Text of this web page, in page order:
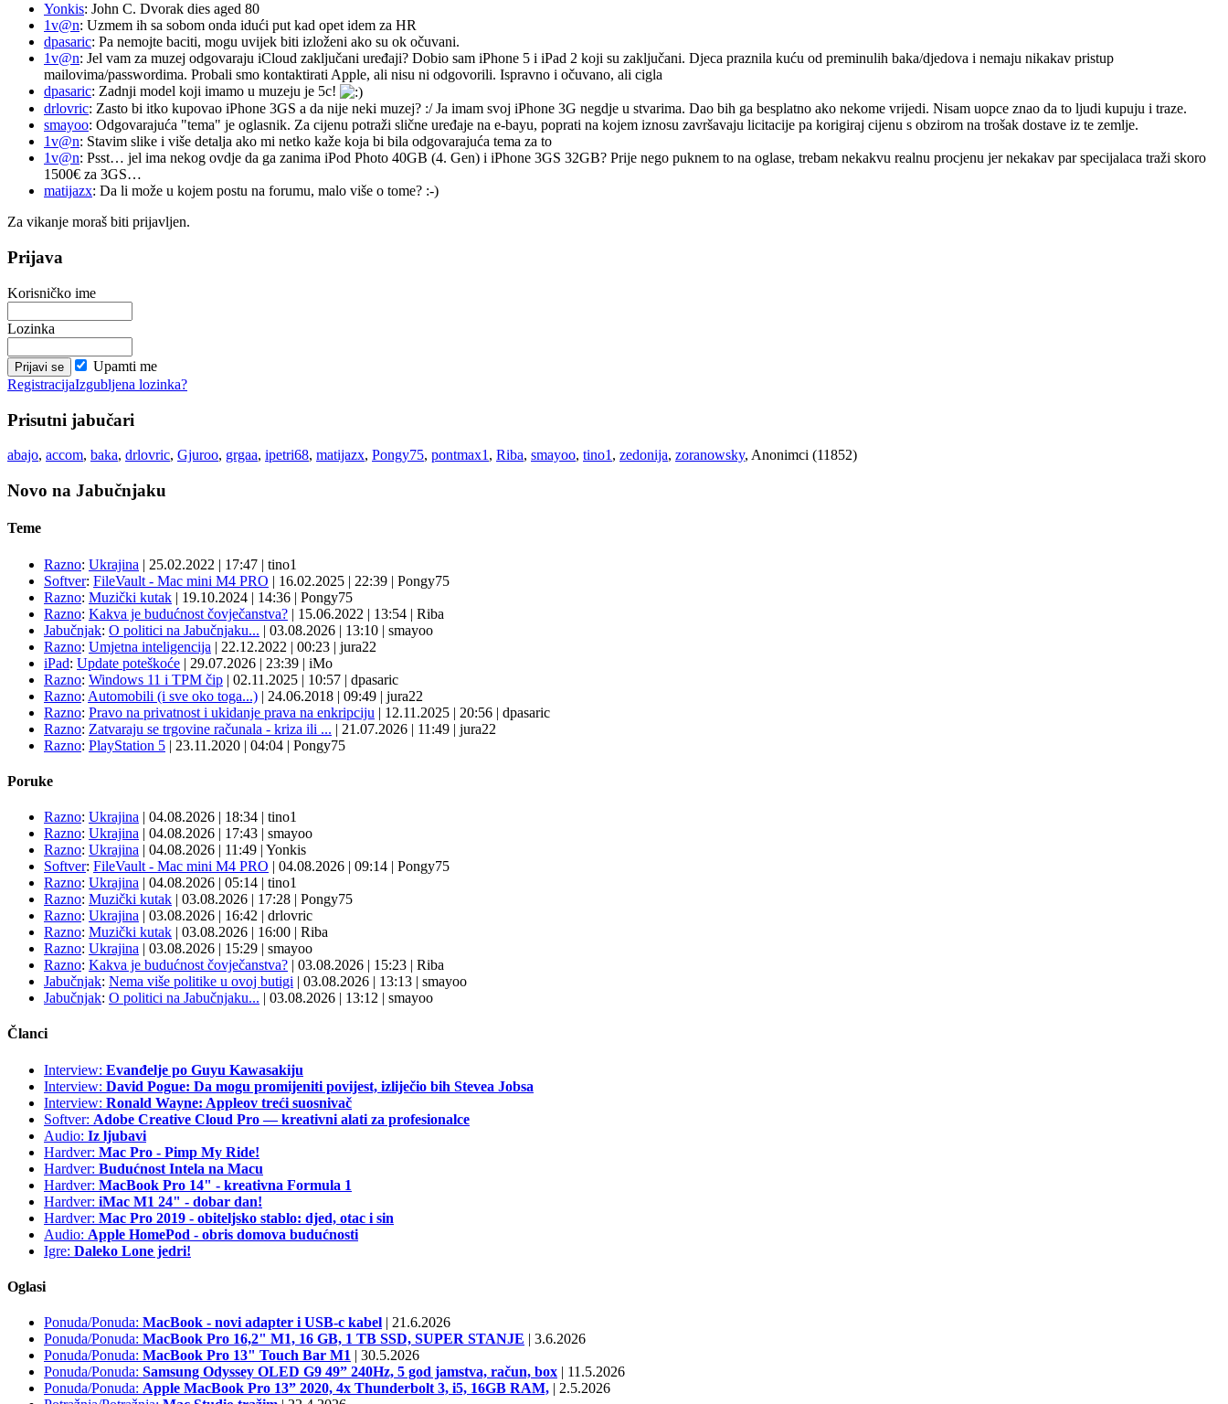
Yonkis: John C. Dvorak dies aged 80
1v@n: Uzmem ih sa sobom onda idući put kad opet idem za HR
dpasaric: Pa nemojte baciti, mogu uvijek biti izloženi ako su ok očuvani.
1v@n: Jel vam za muzej odgovaraju iCloud zaključani uređaji? Dobio sam iPhone 5 i iPad 2 koji su zaključani. Djeca praznila kuću od preminulih baka/djedova i nemaju nikakav pristup
mailovima/passwordima. Probali smo kontaktirati Apple, ali nisu ni odgovorili. Ispravno i očuvano, ali cigla
dpasaric: Zadnji model koji imamo u muzeju je 5c!
drlovric: Zasto bi itko kupovao iPhone 3GS a da nije neki muzej? :/ Ja imam svoj iPhone 3G negdje u stvarima. Dao bih ga besplatno ako nekome vrijedi. Nisam uopce znao da to ljudi kupuju i traze.
smayoo: Odgovarajuća "tema" je oglasnik. Za cijenu potraži slične uređaje na e-bayu, poprati na kojem iznosu završavaju licitacije pa korigiraj cijenu s obzirom na trošak dostave iz te zemlje.
1v@n: Stavim slike i više detalja ako mi netko kaže koja bi bila odgovarajuća tema za to
1v@n: Psst… jel ima nekog ovdje da ga zanima iPod Photo 40GB (4. Gen) i iPhone 3GS 32GB? Prije nego puknem to na oglase, trebam nekakvu realnu procjenu jer nekakav par specijalaca traži skoro
1500€ za 3GS…
matijazx: Da li može u kojem postu na forumu, malo više o tome? :-)
Za vikanje moraš biti prijavljen.
Prijava
Korisničko ime
Lozinka
Upamti me
RegistracijaIzgubljena lozinka?
Prisutni jabučari
abajo, accom, baka, drlovric, Gjuroo, grgaa, ipetri68, matijazx, Pongy75, pontmax1 , Riba, smayoo, tino1 , zedonija, zoranowsky, Anonimci (11852)
Novo na Jabučnjaku
Teme
Razno: Ukrajina | 25.02.2022 | 17:47 | tino1
Softver: FileVault - Mac mini M4 PRO | 16.02.2025 | 22:39 | Pongy75
Razno: Muzički kutak | 19.10.2024 | 14:36 | Pongy75
Razno: Kakva je budućnost čovječanstva? | 15.06.2022 | 13:54 | Riba
Jabučnjak: O politici na Jabučnjaku... | 03.08.2026 | 13:10 | smayoo
Razno: Umjetna inteligencija | 22.12.2022 | 00:23 | jura22
iPad: Update poteškoće | 29.07.2026 | 23:39 | iMo
Razno: Windows 11 i TPM čip | 02.11.2025 | 10:57 | dpasaric
Razno: Automobili (i sve oko toga...) | 24.06.2018 | 09:49 | jura22
Razno: Pravo na privatnost i ukidanje prava na enkripciju | 12.11.2025 | 20:56 | dpasaric
Razno: Zatvaraju se trgovine računala - kriza ili ... | 21.07.2026 | 11:49 | jura22
Razno: PlayStation 5 | 23.11.2020 | 04:04 | Pongy75
Poruke
Razno: Ukrajina | 04.08.2026 | 18:34 | tino1
Razno: Ukrajina | 04.08.2026 | 17:43 | smayoo
Razno: Ukrajina | 04.08.2026 | 11:49 | Yonkis
Softver: FileVault - Mac mini M4 PRO | 04.08.2026 | 09:14 | Pongy75
Razno: Ukrajina | 04.08.2026 | 05:14 | tino1
Razno: Muzički kutak | 03.08.2026 | 17:28 | Pongy75
Razno: Ukrajina | 03.08.2026 | 16:42 | drlovric
Razno: Muzički kutak | 03.08.2026 | 16:00 | Riba
Razno: Ukrajina | 03.08.2026 | 15:29 | smayoo
Razno: Kakva je budućnost čovječanstva? | 03.08.2026 | 15:23 | Riba
Jabučnjak: Nema više politike u ovoj butigi | 03.08.2026 | 13:13 | smayoo
Jabučnjak: O politici na Jabučnjaku... | 03.08.2026 | 13:12 | smayoo
Članci
Interview: Evanđelje po Guyu Kawasakiju
Interview: David Pogue: Da mogu promijeniti povijest, izliječio bih Stevea Jobsa
Interview: Ronald Wayne: Appleov treći suosnivač
Softver: Adobe Creative Cloud Pro — kreativni alati za profesionalce
Audio: Iz ljubavi
Hardver: Mac Pro - Pimp My Ride!
Hardver: Budućnost Intela na Macu
Hardver: MacBook Pro 14" - kreativna Formula 1
Hardver: iMac M1 24" - dobar dan!
Hardver: Mac Pro 2019 - obiteljsko stablo: djed, otac i sin
Audio: Apple HomePod - obris domova budućnosti
Igre: Daleko Lone jedri!
Oglasi
Ponuda/Ponuda: MacBook - novi adapter i USB-c kabel | 21.6.2026
Ponuda/Ponuda: MacBook Pro 16,2" M1, 16 GB, 1 TB SSD, SUPER STANJE | 3.6.2026
Ponuda/Ponuda: MacBook Pro 13" Touch Bar M1 | 30.5.2026
Ponuda/Ponuda: Samsung Odyssey OLED G9 49” 240Hz, 5 god jamstva, račun, box | 11.5.2026
Ponuda/Ponuda: Apple MacBook Pro 13” 2020, 4x Thunderbolt 3, i5, 16GB RAM, | 2.5.2026